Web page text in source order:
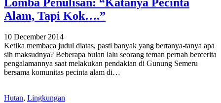
Lomba Penulisan: “Katanya Pecinta
Alam, Tapi Kok….”
10 December 2014
Ketika membaca judul diatas, pasti banyak yang bertanya-tanya apa
sih maksudnya? Beberapa bulan lalu seorang teman pernah bercerita
pengalamannya saat melakukan pendakian di Gunung Semeru
bersama komunitas pecinta alam di…
Hutan, Lingkungan